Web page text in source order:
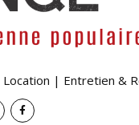
| Entretien &